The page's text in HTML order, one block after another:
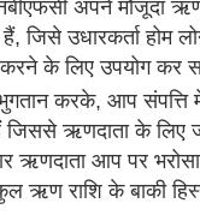
अपने मौजूदा
जिसे उधारकर्ता होम
करने के लिए उपयोग कर
भुगतान करके, आप संपत्ति
जिससे ऋणदाता के लिए
ऋणदाता आप पर
ऋण राशि के बाकी